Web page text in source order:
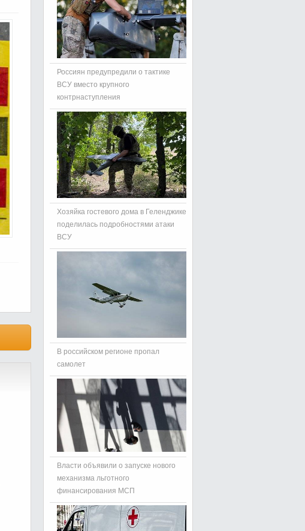
Россиян предупредили о тактике
ВСУ вместо крупного
контрнаступления
Хозяйка гостевого дома в Геленджике
поделилась подробностями атаки
ВСУ
В российском регионе пропал
самолет
Власти объявили о запуске нового
механизма льготного
финансирования МСП